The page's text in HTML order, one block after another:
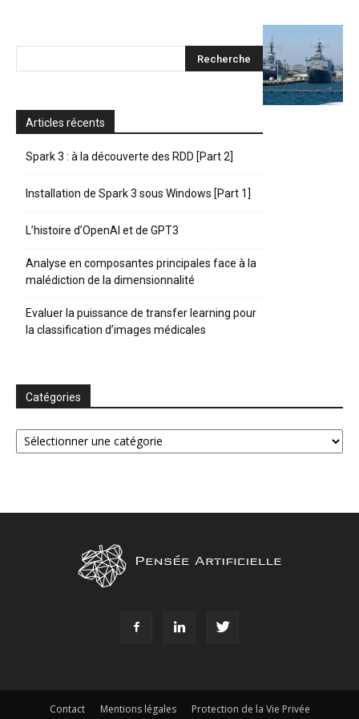
Articles récents
Spark 3 : à la découverte des RDD [Part 2]
Installation de Spark 3 sous Windows [Part 1]
L’histoire d’OpenAI et de GPT3
Analyse en composantes principales face à la
malédiction de la dimensionnalité
Evaluer la puissance de transfer learning pour
la classification d’images médicales
Catégories
Catégories
Contact Mentions légales Protection de la Vie Privée